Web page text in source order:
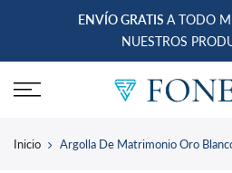
ENVÍO GRATIS A TODO
NUESTROS
Inicio Argolla De Matrimonio Oro